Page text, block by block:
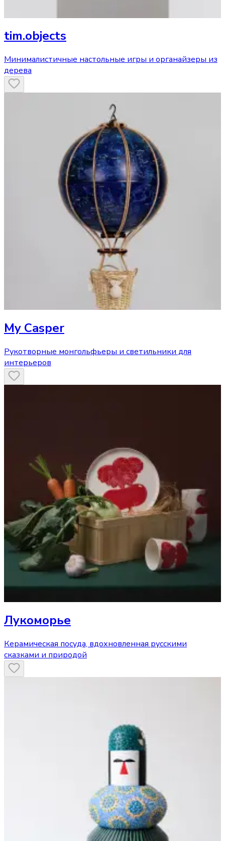
tim.objects
Минималистичные настольные игры и органайзеры из
дерева
My Casper
Рукотворные монгольфьеры и светильники для
интерьеров
Лукоморье
Керамическая посуда, вдохновленная русскими
сказками и природой